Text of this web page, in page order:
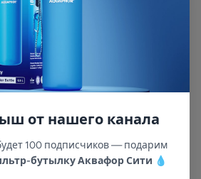
от нашего канала
100 подписчиков — подарим
бутылку Аквафор Сити 💧